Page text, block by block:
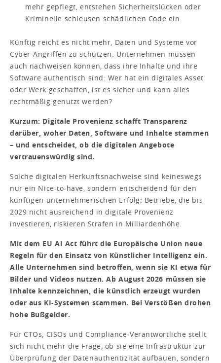
mehr gepflegt, entstehen Sicherheitslücken oder
Kriminelle schleusen schädlichen Code ein.
Künftig reicht es nicht mehr, Daten und Systeme vor
Cyber-Angriffen zu schützen. Unternehmen müssen
auch nachweisen können, dass ihre Inhalte und ihre
Software authentisch sind: Wer hat ein digitales Asset
oder Werk geschaffen, ist es sicher und kann alles
rechtmäßig genutzt werden?
Kurzum: Digitale Provenienz schafft Transparenz
darüber, woher Daten, Software und Inhalte stammen
– und entscheidet, ob die digitalen Angebote
vertrauenswürdig sind.
Solche digitalen Herkunftsnachweise sind keineswegs
nur ein Nice-to-have, sondern entscheidend für den
künftigen unternehmerischen Erfolg: Betriebe, die bis
2029 nicht ausreichend in digitale Provenienz
investieren, riskieren Strafen in Milliardenhöhe.
Mit dem EU AI Act führt die Europäische Union neue
Regeln für den Einsatz von Künstlicher Intelligenz ein.
Alle Unternehmen sind betroffen, wenn sie KI etwa für
Bilder und Videos nutzen. Ab August 2026 müssen sie
Inhalte kennzeichnen, die künstlich erzeugt wurden
oder aus KI-Systemen stammen. Bei Verstößen drohen
hohe Bußgelder.
Für CTOs, CISOs und Compliance‑Verantwortliche stellt
sich nicht mehr die Frage, ob sie eine Infrastruktur zur
Überprüfung der Datenauthentizität aufbauen, sondern